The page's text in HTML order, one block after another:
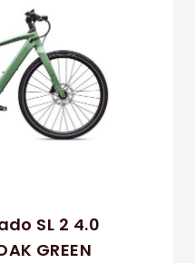
SL 2 4.0
GREEN